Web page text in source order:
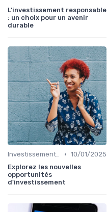
L'investissement responsable
: un choix pour un avenir
durable
Investissements Écologiques et Durables • 10/01/2025
Explorez les nouvelles
opportunités
d'investissement